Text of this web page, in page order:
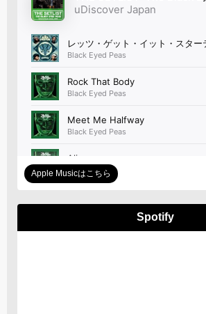
Apple Musicはこちら
Spotify